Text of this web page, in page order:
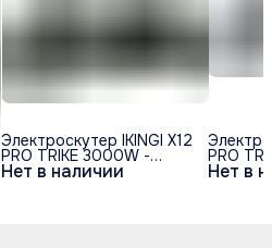
Нет в наличии
Электроскутер IKINGI X12
PRO TRIKE 3000W -
Чёрный Нет в
PRO